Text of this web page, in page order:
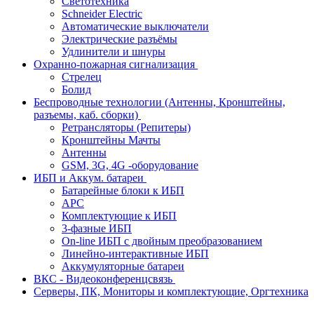
Schneider Electric
Автоматические выключатели
Электрические разъёмы
Удлинители и шнуры
Охранно-пожарная сигнализация
Стрелец
Болид
Беспроводные технологии (Антенны, Кронштейны,
разъемы, каб. сборки)
Ретрансляторы (Репитеры)
Кронштейны Мачты
Антенны
GSM, 3G, 4G -оборудование
ИБП и Аккум. батареи
Батарейные блоки к ИБП
APC
Комплектующие к ИБП
3-фазные ИБП
On-line ИБП с двойным преобразованием
Линейно-интерактивные ИБП
Аккумуляторные батареи
ВКС - Видеоконференцсвязь
Серверы, ПК, Мониторы и комплектующие, Оргтехника